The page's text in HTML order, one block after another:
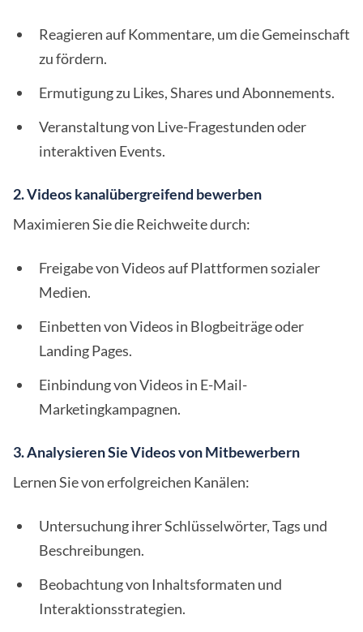
Reagieren auf Kommentare, um die Gemeinschaft
zu fördern.
Ermutigung zu Likes, Shares und Abonnements.
Veranstaltung von Live-Fragestunden oder
interaktiven Events.
2. Videos kanalübergreifend bewerben
Maximieren Sie die Reichweite durch:
Freigabe von Videos auf Plattformen sozialer
Medien.
Einbetten von Videos in Blogbeiträge oder
Landing Pages.
Einbindung von Videos in E-Mail-
Marketingkampagnen.
3. Analysieren Sie Videos von Mitbewerbern
Lernen Sie von erfolgreichen Kanälen:
Untersuchung ihrer Schlüsselwörter, Tags und
Beschreibungen.
Beobachtung von Inhaltsformaten und
Interaktionsstrategien.